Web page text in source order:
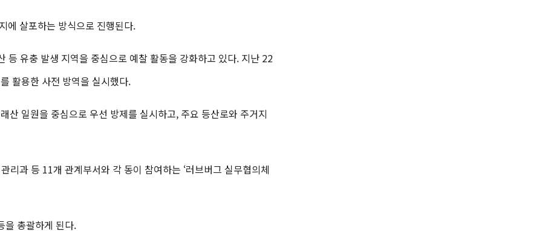
에 살포하는 방식으로 진행된다.
유충 발생 지역을 중심으로 예찰 활동을 강화하고 있다. 지난 22
활용한 사전 방역을 실시했다.
산 일원을 중심으로 우선 방제를 실시하고, 주요 등산로와 주거지
과 등 11개 관계부서와 각 동이 참여하는 ‘러브버그 실무협의체
을 총괄하게 된다.